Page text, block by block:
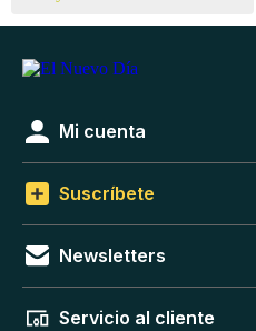
Mi cuenta
Suscríbete
Newsletters
Servicio al cliente